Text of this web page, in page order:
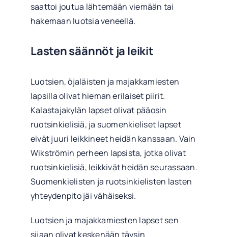
saattoi joutua lähtemään viemään tai
hakemaan luotsia veneellä.
Lasten säännöt ja leikit
Luotsien, öjaläisten ja majakkamiesten
lapsilla olivat hieman erilaiset piirit.
Kalastajakylän lapset olivat pääosin
ruotsinkielisiä, ja suomenkieliset lapset
eivät juuri leikkineet heidän kanssaan. Vain
Wikströmin perheen lapsista, jotka olivat
ruotsinkielisiä, leikkivät heidän seurassaan.
Suomenkielisten ja ruotsinkielisten lasten
yhteydenpito jäi vähäiseksi.
Luotsien ja majakkamiesten lapset sen
sijaan olivat keskenään täysin